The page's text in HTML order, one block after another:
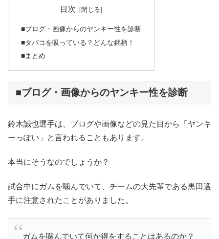
目次
■ブログ・画像からのヤンキー性を診断
■タバコを吸っている？どんな銘柄！
■まとめ
■ブログ・画像からのヤンキー性を診断
鈴木誠也選手は、ブログや画像などの見た目から「ヤンキ
ーっぽい」と言われることもあります。
本当にそうなのでしょうか？
試合中にガムを噛んでいて、チームの大先輩である黒田選
手に注意されたことがありました。
ガムを噛んでいて何か得をすることはあるのか？